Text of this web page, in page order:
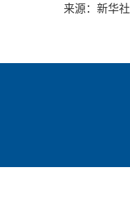
来源：新华社